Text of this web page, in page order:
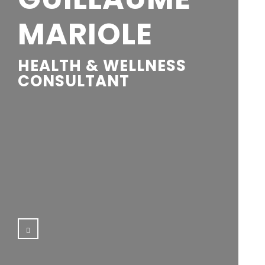
MARIOLE
HEALTH & WELLNESS
CONSULTANT